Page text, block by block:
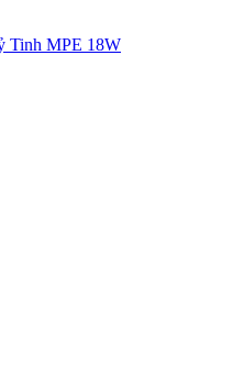
Tinh MPE 18W